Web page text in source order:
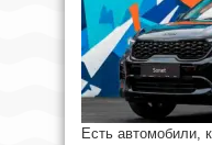
Есть автомобили,